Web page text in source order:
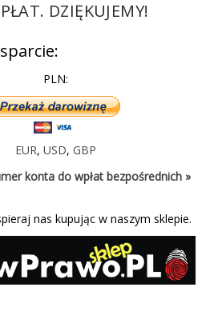
DZIĘKUJEMY!
PLN:
EUR,USD,GBP
konta do wpłat bezpośrednich »
nas kupując w naszym sklepie.